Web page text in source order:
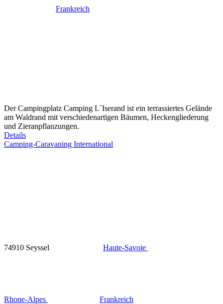
Frankreich
Der Campingplatz Camping L´Iserand ist ein terrassiertes Gelände
am Waldrand mit verschiedenartigen Bäumen, Heckengliederung
und Zieranpflanzungen.
Details
Camping-Caravaning International
74910 Seyssel Haute-Savoie
Rhone-Alpes Frankreich